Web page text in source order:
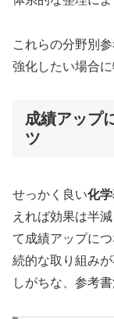
これらの分野別
強化したい場合に
成績アップ
ツ
せっかく良い化
えれば効果は半
て成績アップに
続的な取り組み
しがちな、参考